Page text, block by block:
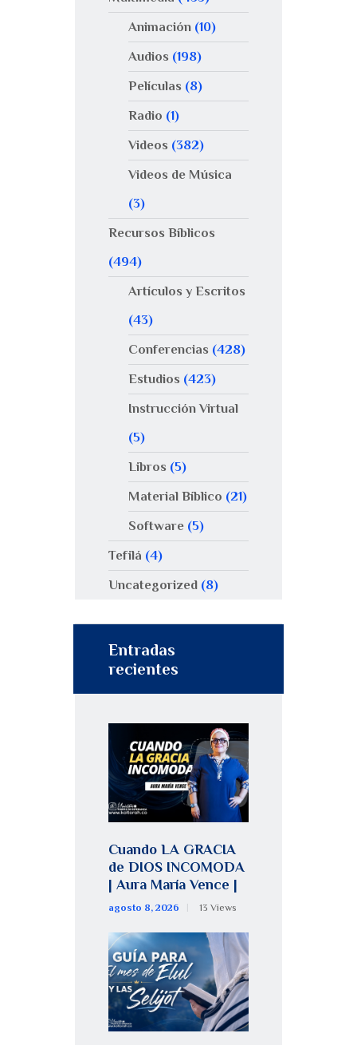
Animación(10)
Audios (198)
Películas (8)
Radio (1)
Videos (382)
Videos de Música
(3)
Recursos Bíblicos
(494)
Artículos y Escritos
(43)
Conferencias (428)
Estudios (423)
Instrucción Virtual
(5)
Libros (5)
Material Bíblico (21)
Software(5)
Tefilá (4)
Uncategorized (8)
Entradas
recientes
Cuando LA GRACIA
de DIOS INCOMODA
| Aura María Vence |
agosto 8, 2026 13 Views